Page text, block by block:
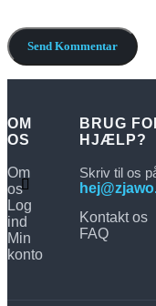
OM
OS
Om
os
Log
ind
Min
konto
BRUG
HJÆLP?
Skriv til os
Kontakt os
FAQ